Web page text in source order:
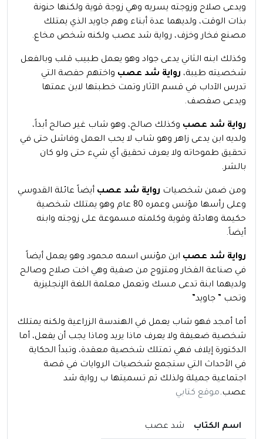
ويدعى صلاح وزوجته يسريه وهي زوجة قوية ولكنها حنونة
بذات الوقت، ولديهما عدة أبناء وهم جاويد الذي يمتلك
مصنع فخار وخزف، رواية شد عصب ولكنه شخص مخاع.
وكذلك ابنه الثاني يدعى جواد وهو يعمل طبيب قلب وبالفعل
شخصيته طيبة، رواية شد عصب واختهم حفصة التي
تدرس الآداب في قسم الآثار وتمت خطبتها لابن عمتها
ويدعى صفصف.
رواية شد عصب وكذلك صالح، وهو شاب غير صالح أبداً،
ولديه ابن يدعى زاهر وهو شاب لا يحب العمل وفاشل حتى في
تحقيق طموحاته ولا يعرف تحقيق أي شيء حتى ولو كان
بالشر.
ومن ضمن شخصيات رواية شد عصب أيضاً عائلة القدوسي
وعلى رأسها مؤنس وعمره 80 عام وهو يمتلك شخصية
حكيمة وهادئة وقوية وكلمته مسموعة على زوجته وابنه
أيضاً.
رواية شد عصب ابن مؤنس اسمه محمود وهو يعمل أيضاً
في صناعة الفخار ومتزوج من صفية وهي اخت صلاح وصالح
ولديهما ابنة تدعى مسك وتعمل معلمة اللغة الإنجليزية
وتحب ” جاويد”
أما أمجد فهو شاب يعمل في الهندسة الزراعية ولكنه يمتلك
شخصية ضعيفة ولا يعرف ماذا يريد وماذا يجب أن يفعل، أما
الدكتورة إيلاف فهي تمتلك شخصية معقدة، وتبدأ الحكاية
في الأحداث التي ستجمع شخصيات الروايات في قصة
اجتماعية جميلة ولذلك تم تسميتها ب رواية شد
عصب.موقع كتابي
اسم الكتاب شد عصب